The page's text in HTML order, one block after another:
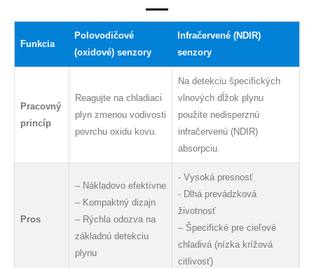
Funkcia
Polovodičové
(oxidové) senzory
Infračervené (NDIR)
senzory
Pracovný
princíp
Reagujte na chladiaci
plyn zmenou vodivosti
povrchu oxidu kovu.
Na detekciu špecifických
vlnových dĺžok plynu
použite nedisperznú
infračervenú (NDIR)
absorpciu.
Pros
– Nákladovo efektívne
– Kompaktný dizajn
– Rýchla odozva na
základnú detekciu
plynu
- Vysoká presnosť
- Dlhá prevádzková
životnosť
– Špecifické pre cieľové
chladivá (nízka krížová
citlivosť)